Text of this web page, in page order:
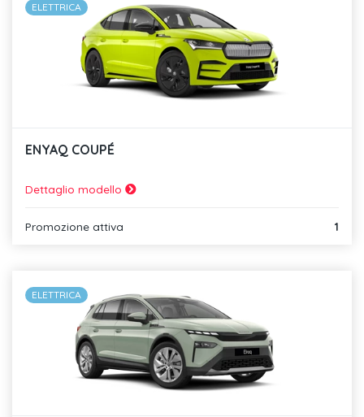
ELETTRICA
ENYAQ COUPÉ
Dettaglio modello
Promozione attiva 1
ELETTRICA